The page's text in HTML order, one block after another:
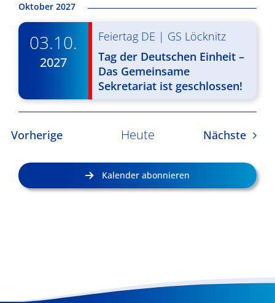
Oktober 2027
03.10.
2027
Feiertag DE | GS Löcknitz
Tag der Deutschen Einheit –
Das Gemeinsame
Sekretariat ist geschlossen!
VorherigeVeranstaltungen
Heute Nächste
Kalender abonnieren